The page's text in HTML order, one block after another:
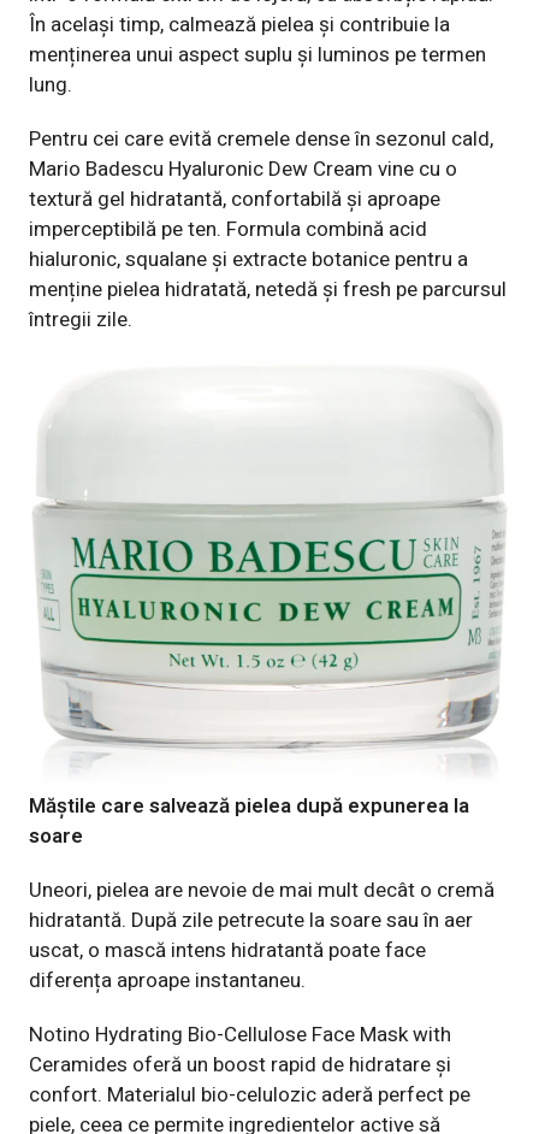
În același timp, calmează pielea și contribuie la
menținerea unui aspect suplu și luminos pe termen
lung.
Pentru cei care evită cremele dense în sezonul cald,
Mario Badescu Hyaluronic Dew Cream vine cu o
textură gel hidratantă, confortabilă și aproape
imperceptibilă pe ten. Formula combină acid
hialuronic, squalane și extracte botanice pentru a
menține pielea hidratată, netedă și fresh pe parcursul
întregii zile.
Măștile care salvează pielea după expunerea la
soare
Uneori, pielea are nevoie de mai mult decât o cremă
hidratantă. După zile petrecute la soare sau în aer
uscat, o mască intens hidratantă poate face
diferența aproape instantaneu.
Notino Hydrating Bio-Cellulose Face Mask with
Ceramides oferă un boost rapid de hidratare și
confort. Materialul bio-celulozic aderă perfect pe
piele, ceea ce permite ingredientelor active să